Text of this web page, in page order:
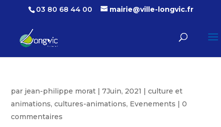
03 80 68 44 00 mairie@ville-longvic.fr
par jean-philippe morat |7Juin, 2021 |culture et
animations,cultures-animations, Evenements |0
commentaires